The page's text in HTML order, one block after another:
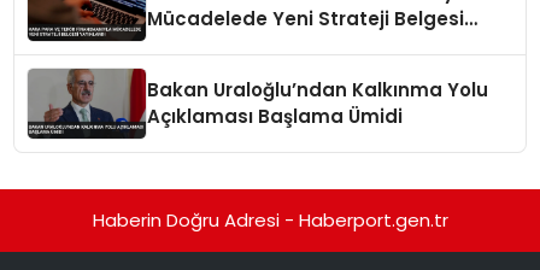
Mücadelede Yeni Strateji Belgesi
Bakan Uraloğlu’ndan Kalkınma Yolu
Açıklaması Başlama Ümidi
Haberin Doğru Adresi - Haberport.gen.tr